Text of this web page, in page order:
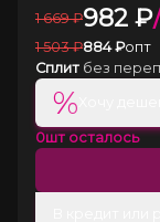
1 669 ₽982 ₽
1 503 ₽884₽опт
Сплит без
%
0шт осталось